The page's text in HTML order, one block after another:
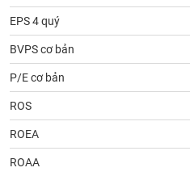
EPS 4 quý
BVPS cơ bản
P/E cơ bản
ROS
ROEA
ROAA